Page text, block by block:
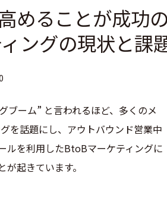
めることが成功
ングの現状と課
ブーム” と言われるほど、多くのメ
を話題にし、アウトバウンド営業中
ルを利用したBtoBマーケティングに
起きています。